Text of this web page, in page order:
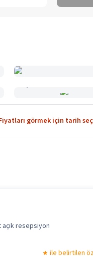
görmek için tarih
açık resepsiyon
ile belirtilen